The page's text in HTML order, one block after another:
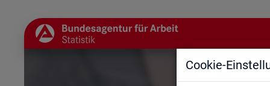
Cookie-